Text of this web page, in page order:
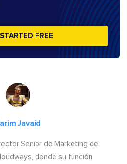
FREE
Javaid
Senior de Marketing de
donde su función